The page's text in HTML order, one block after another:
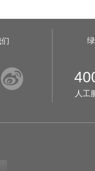
• 美柚20号于2729天前,

人工